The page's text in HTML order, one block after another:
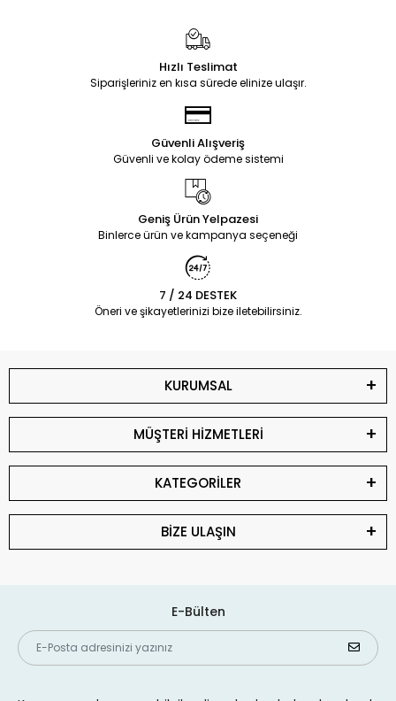
Hızlı Teslimat
Siparişleriniz en kısa sürede elinize ulaşır.
Güvenli Alışveriş
Güvenli ve kolay ödeme sistemi
Geniş Ürün Yelpazesi
Binlerce ürün ve kampanya seçeneği
7 / 24 DESTEK
Öneri ve şikayetlerinizi bize iletebilirsiniz.
KURUMSAL
MÜŞTERİ HİZMETLERİ
KATEGORİLER
BİZE ULAŞIN
E-Bülten